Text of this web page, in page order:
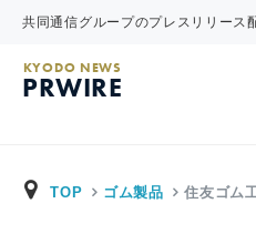
共同通信グループのプレスリリース
KYODO NEWS
PRWIRE
TOP ゴム製品 住友ゴム